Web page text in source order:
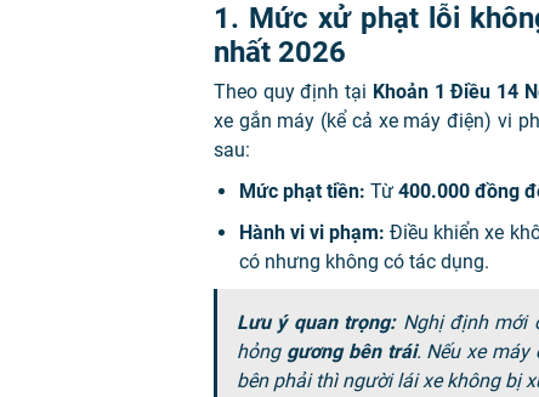
1. Mức xử phạt lỗi
nhất 2026
Theo quy định tại Khoản 1 Điều 14
xe gắn máy (kể cả xe máy điện) vi
sau:
Mức phạt tiền: Từ 400.000 đồng
Hành vi vi phạm: Điều khiển xe
có nhưng không có tác dụng.
Lưu ý quan trọng:Nghị định mới
hỏng gương bên trái. Nếu xe
bên phải thì người lái xe không bị